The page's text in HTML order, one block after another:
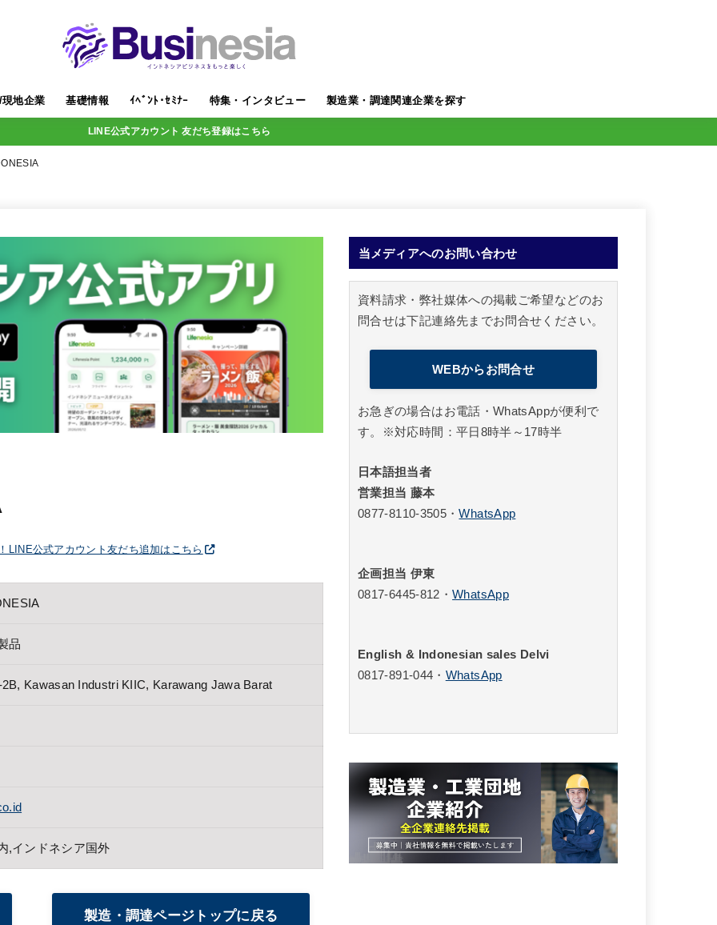
地企業 基礎情報 ｲﾍﾞﾝﾄ･ｾﾐﾅｰ 特集・インタビュー 製造業・調達関連企業を探す
LINE公式アカウント 友だち登録はこちら
LINE公式アカウント友だち追加はこちら
品
Kawasan Industri KIIC, Karawang Jawa Barat
,インドネシア国外
製造・調達ページトップに戻る
当メディアへのお問い合わせ
資料請求・弊社媒体への掲載ご希望などのお
問合せは下記連絡先までお問合せください。
WEBからお問合せ
お急ぎの場合はお電話・WhatsAppが便利で
す。※対応時間：平日8時半～17時半
日本語担当者
営業担当 藤本
0877-8110-3505 ・WhatsApp
企画担当 伊東
0817-6445-812 ・WhatsApp
English & Indonesian sales Delvi
0817-891-044 ・ WhatsApp